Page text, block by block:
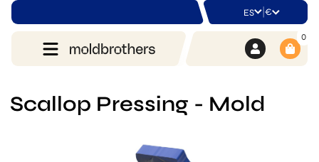
ES | €
0
Scallop Pressing - Mold